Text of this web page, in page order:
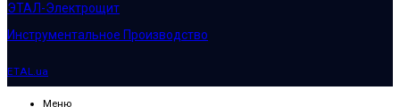
ЭТАЛ-Электрощит
Инструментальное Производство
ETAL.ua
Меню